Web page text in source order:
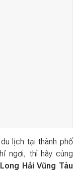
lịch tại thành phố
ngơi, thì hãy cùng
Hải Vũng Tàu